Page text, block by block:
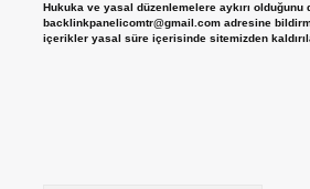
Hukuka ve yasal düzenlemelere aykırı
backlinkpanelicomtr@gmail.comadresine
içerikler yasal süre içerisinde sitemizden